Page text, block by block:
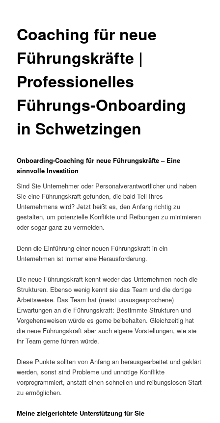
Coaching für neue
Führungskräfte |
Professionelles
Führungs-Onboarding
in Schwetzingen
Onboarding-Coaching für neue Führungskräfte – Eine
sinnvolle Investition
Sind Sie Unternehmer oder Personalverantwortlicher und haben
Sie eine Führungskraft gefunden, die bald Teil Ihres
Unternehmens wird? Jetzt heißt es, den Anfang richtig zu
gestalten, um potenzielle Konflikte und Reibungen zu minimieren
oder sogar ganz zu vermeiden.
Denn die Einführung einer neuen Führungskraft in ein
Unternehmen ist immer eine Herausforderung.
Die neue Führungskraft kennt weder das Unternehmen noch die
Strukturen. Ebenso wenig kennt sie das Team und die dortige
Arbeitsweise. Das Team hat (meist unausgesprochene)
Erwartungen an die Führungskraft: Bestimmte Strukturen und
Vorgehensweisen würde es gerne beibehalten. Gleichzeitig hat
die neue Führungskraft aber auch eigene Vorstellungen, wie sie
ihr Team gerne führen würde.
Diese Punkte sollten von Anfang an herausgearbeitet und geklärt
werden, sonst sind Probleme und unnötige Konflikte
vorprogrammiert, anstatt einen schnellen und reibungslosen Start
zu ermöglichen.
Meine zielgerichtete Unterstützung für Sie